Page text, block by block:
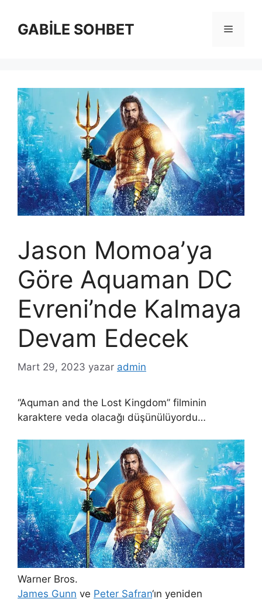
GABİLE SOHBET Menü
Jason Momoa’ya
Göre Aquaman DC
Evreni’nde Kalmaya
Devam Edecek
Mart 29, 2023 yazar admin
“Aquman and the Lost Kingdom” filminin
karaktere veda olacağı düşünülüyordu…
Warner Bros.
James Gunn ve Peter Safran‘ın yeniden